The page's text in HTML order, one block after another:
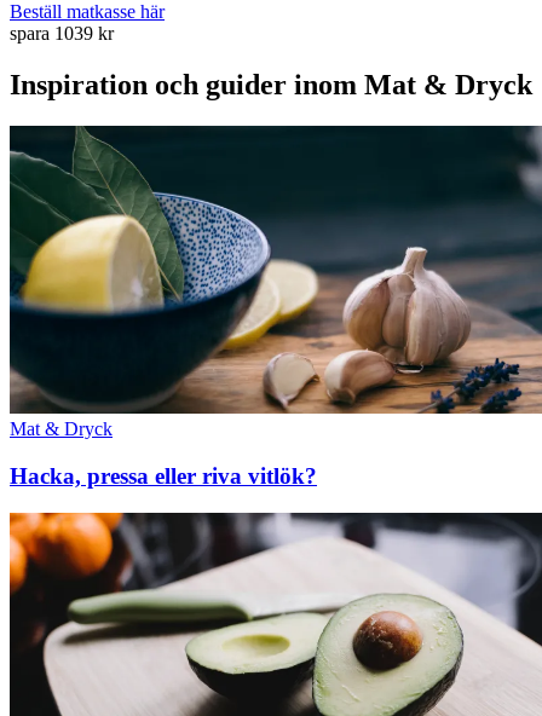
Beställ matkasse här
spara 1039 kr
Inspiration och guider inom Mat & Dryck
Mat & Dryck
Hacka, pressa eller riva vitlök?